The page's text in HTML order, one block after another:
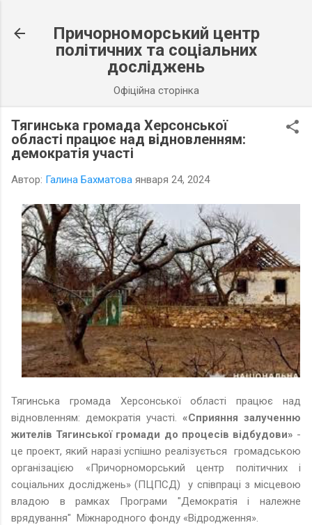
Причорноморський центр
політичних та соціальних
досліджень
Офіційна сторінка
Тягинська громада Херсонської
області працює над відновленням:
демократія участі
Автор: Галина Бахматова января 24, 2024
Тягинська громада Херсонської області працює над
відновленням: демократія участі. «Сприяння залученню
жителів Тягинської громади до процесів відбудови» -
це проект, який наразі успішно реалізується громадською
організацією «Причорноморський центр політичних і
соціальних досліджень» (ПЦПСД) у співпраці з місцевою
владою в рамках Програми "Демократія і належне
врядування" Міжнародного фонду «Відродження».